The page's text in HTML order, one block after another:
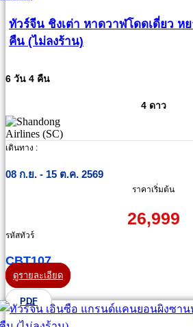
ทัวร์จีน ชิงเต่า หาดวาฬโดดเดี่ยว ห
คืน (ไม่ลงร้าน)
6 วัน 4 คืน
4 ดาว
เดินทาง :
08 ก.ย. - 15 ต.ค. 2569
ราคาเริ่มต้น
26,999
รหัสทัวร์
CBT107
ดูรายละเอียด
PDF